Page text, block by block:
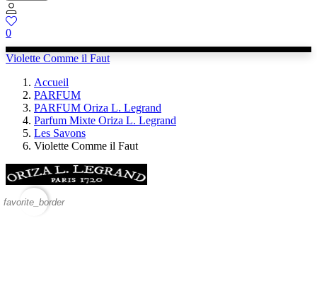
0
Violette Comme il Faut
Accueil
PARFUM
PARFUM Oriza L. Legrand
Parfum Mixte Oriza L. Legrand
Les Savons
Violette Comme il Faut
favorite_border